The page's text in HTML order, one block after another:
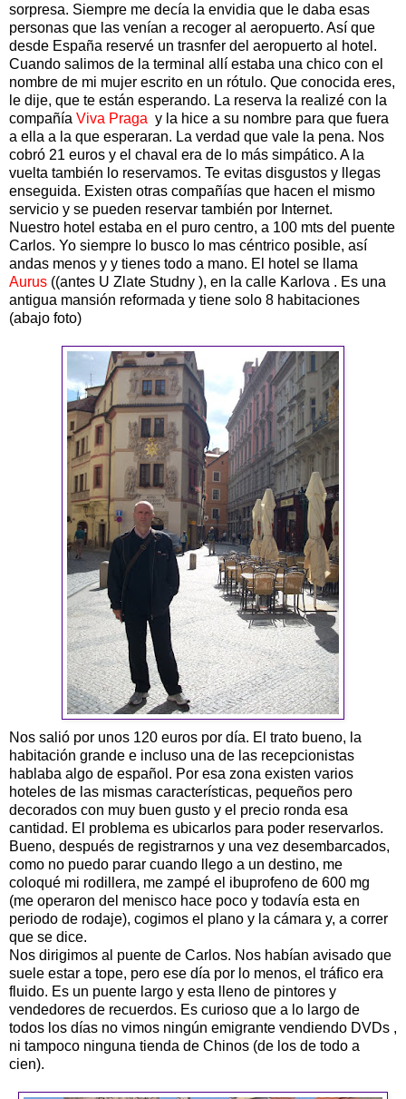
sorpresa. Siempre me decía la envidia que le daba esas
personas que las venían a recoger al aeropuerto. Así que
desde España reservé un trasnfer del aeropuerto al hotel.
Cuando salimos de la terminal allí estaba una chico con el
nombre de mi mujer escrito en un rótulo. Que conocida eres,
le dije, que te están esperando. La reserva la realizé con la
compañía Viva Praga y la hice a su nombre para que fuera
a ella a la que esperaran. La verdad que vale la pena. Nos
cobró 21 euros y el chaval era de lo más simpático. A la
vuelta también lo reservamos. Te evitas disgustos y llegas
enseguida. Existen otras compañías que hacen el mismo
servicio y se pueden reservar también por Internet.
Nuestro hotel estaba en el puro centro, a 100 mts del puente
Carlos. Yo siempre lo busco lo mas céntrico posible, así
andas menos y y tienes todo a mano. El hotel se llama
Aurus ((antes U Zlate Studny ), en la calle Karlova . Es una
antigua mansión reformada y tiene solo 8 habitaciones
(abajo foto)
Nos salió por unos 120 euros por día. El trato bueno, la
habitación grande e incluso una de las recepcionistas
hablaba algo de español. Por esa zona existen varios
hoteles de las mismas características, pequeños pero
decorados con muy buen gusto y el precio ronda esa
cantidad. El problema es ubicarlos para poder reservarlos.
Bueno, después de registrarnos y una vez desembarcados,
como no puedo parar cuando llego a un destino, me
coloqué mi rodillera, me zampé el ibuprofeno de 600 mg
(me operaron del menisco hace poco y todavía esta en
periodo de rodaje), cogimos el plano y la cámara y, a correr
que se dice.
Nos dirigimos al puente de Carlos. Nos habían avisado que
suele estar a tope, pero ese día por lo menos, el tráfico era
fluido. Es un puente largo y esta lleno de pintores y
vendedores de recuerdos. Es curioso que a lo largo de
todos los días no vimos ningún emigrante vendiendo DVDs ,
ni tampoco ninguna tienda de Chinos (de los de todo a
cien).